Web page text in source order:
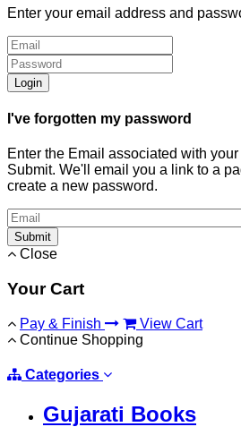
Enter your email address and
Login
I've forgotten my password
Enter the Email associated with
Submit. We'll email you a link to a
create a new password.
Submit
Close
Your Cart
Pay & Finish
View Cart
Continue Shopping
Categories
Gujarati Books